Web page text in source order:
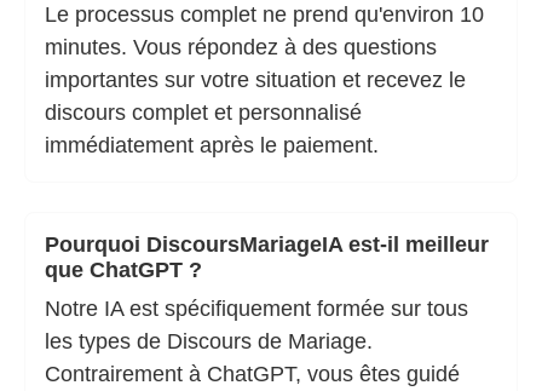
Le processus complet ne prend qu'environ 10
minutes. Vous répondez à des questions
importantes sur votre situation et recevez le
discours complet et personnalisé
immédiatement après le paiement.
Pourquoi DiscoursMariageIA est-il meilleur
que ChatGPT ?
Notre IA est spécifiquement formée sur tous
les types de Discours de Mariage.
Contrairement à ChatGPT, vous êtes guidé